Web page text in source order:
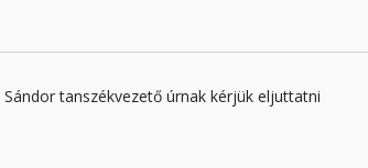
tanszékvezető úrnak kérjük eljuttatni